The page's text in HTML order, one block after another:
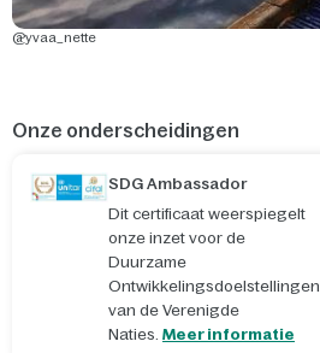
@yvaa_nette
Onze onderscheidingen
SDG Ambassador
Dit certificaat weerspiegelt
onze inzet voor de
Duurzame
Ontwikkelingsdoelstellingen
van de Verenigde
Naties. Meer informatie